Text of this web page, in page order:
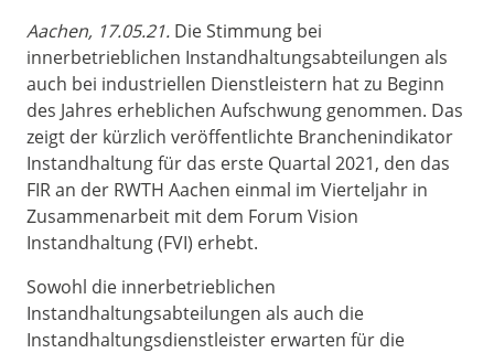
Aachen, 17.05.21. Die Stimmung bei
innerbetrieblichen Instandhaltungsabteilungen als
auch bei industriellen Dienstleistern hat zu Beginn
des Jahres erheblichen Aufschwung genommen. Das
zeigt der kürzlich veröffentlichte Branchenindikator
Instandhaltung für das erste Quartal 2021, den das
FIR an der RWTH Aachen einmal im Vierteljahr in
Zusammenarbeit mit dem Forum Vision
Instandhaltung (FVI) erhebt.
Sowohl die innerbetrieblichen
Instandhaltungsabteilungen als auch die
Instandhaltungsdienstleister erwarten für die